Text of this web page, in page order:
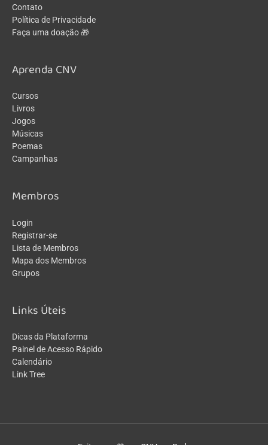
Contato
Política de Privacidade
Faça uma doação 🎁
Aprenda CNV
Cursos
Livros
Jogos
Músicas
Poemas
Campanhas
Membros
Login
Registrar-se
Lista de Membros
Mapa dos Membros
Grupos
Links Úteis
Dicas da Plataforma
Painel de Acesso Rápido
Calendário
Link Tree